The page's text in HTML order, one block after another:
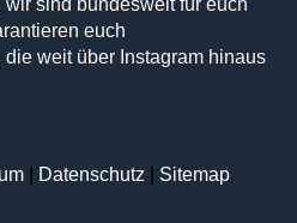
euch
die weit über Instagram hinaus
Datenschutz Sitemap